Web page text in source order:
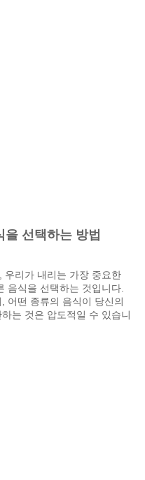
선택하는 방법
우리가 내리는 가장 중요한
음식을 선택하는 것입니다.
어떤 종류의 음식이 당신의
는 것은 압도적일 수 있습니